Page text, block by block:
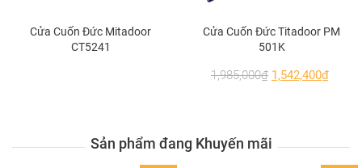
Sang trọng và đẳng cấp: thiết kế theo phong
Cửa Cuốn Đức Mitadoor
CT5241
Cửa Cuốn Đức Titadoor PM
501K
1,985,000₫ 1,542,400₫
Sản phẩm đang Khuyến mãi